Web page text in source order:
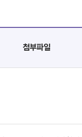
첨부파일